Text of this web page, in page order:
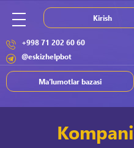
+998 71 202 60 60
@eskizhelpbot
Ma’lumotlar bazasi
Kirish